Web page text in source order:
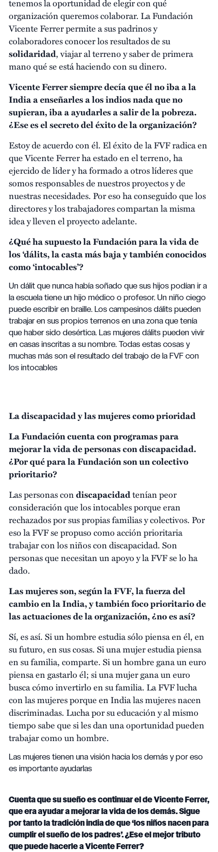
tenemos la oportunidad de elegir con qué
organización queremos colaborar. La Fundación
Vicente Ferrer permite a sus padrinos y
colaboradores conocer los resultados de su
solidaridad, viajar al terreno y saber de primera
mano qué se está haciendo con su dinero.
Vicente Ferrer siempre decía que él no iba a la
India a enseñarles a los indios nada que no
supieran, iba a ayudarles a salir de la pobreza.
¿Ese es el secreto del éxito de la organización?
Estoy de acuerdo con él. El éxito de la FVF radica en
que Vicente Ferrer ha estado en el terreno, ha
ejercido de líder y ha formado a otros líderes que
somos responsables de nuestros proyectos y de
nuestras necesidades. Por eso ha conseguido que los
directores y los trabajadores compartan la misma
idea y lleven el proyecto adelante.
¿Qué ha supuesto la Fundación para la vida de
los ‘dálits, la casta más baja y también conocidos
como ‘intocables’?
Un dálit que nunca había soñado que sus hijos podían ir a
la escuela tiene un hijo médico o profesor. Un niño ciego
puede escribir en braille. Los campesinos dálits pueden
trabajar en sus propios terrenos en una zona que tenía
que haber sido desértica. Las mujeres dálits pueden vivir
en casas inscritas a su nombre. Todas estas cosas y
muchas más son el resultado del trabajo de la FVF con
los intocables
La discapacidad y las mujeres como prioridad
La Fundación cuenta con programas para
mejorar la vida de personas con discapacidad.
¿Por qué para la Fundación son un colectivo
prioritario?
Las personas condiscapacidadtenían peor
consideración que los intocables porque eran
rechazados por sus propias familias y colectivos. Por
eso la FVF se propuso como acción prioritaria
trabajar con los niños con discapacidad. Son
personas que necesitan un apoyo y la FVF se lo ha
dado.
Las mujeres son, según la FVF, la fuerza del
cambio en la India, y también foco prioritario de
las actuaciones de la organización, ¿no es así?
Sí, es así. Si un hombre estudia sólo piensa en él, en
su futuro, en sus cosas. Si una mujer estudia piensa
en su familia, comparte. Si un hombre gana un euro
piensa en gastarlo él; si una mujer gana un euro
busca cómo invertirlo en su familia. La FVF lucha
con las mujeres porque en India las mujeres nacen
discriminadas. Lucha por su educación y al mismo
tiempo sabe que si les dan una oportunidad pueden
trabajar como un hombre.
Las mujeres tienen una visión hacia los demás y por eso
es importante ayudarlas
Cuenta que su sueño es continuar el de Vicente Ferrer,
que era ayudar a mejorar la vida de los demás. Sigue
por tanto la tradición india de que ‘los niños nacen para
cumplir el sueño de los padres’. ¿Ese el mejor tributo
que puede hacerle a Vicente Ferrer?